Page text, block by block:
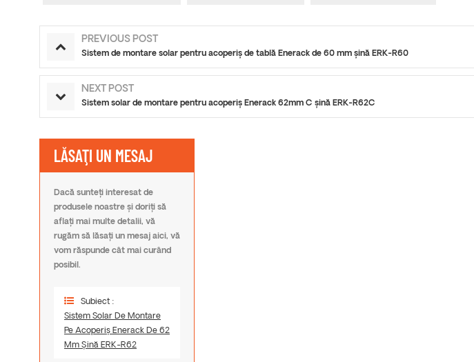
PREVIOUS POST
Sistem de montare solar pentru acoperiș de tablă Enerack de 60 mm șină ERK-R60
NEXT POST
Sistem solar de montare pentru acoperiș Enerack 62mm C șină ERK-R62C
LĂSAŢI UN MESAJ
Dacă sunteți interesat de
produsele noastre și doriți să
aflați mai multe detalii, vă
rugăm să lăsați un mesaj aici, vă
vom răspunde cât mai curând
posibil.
Subiect :
Sistem Solar De Montare
Pe Acoperiș Enerack De 62
Mm Șină ERK-R62